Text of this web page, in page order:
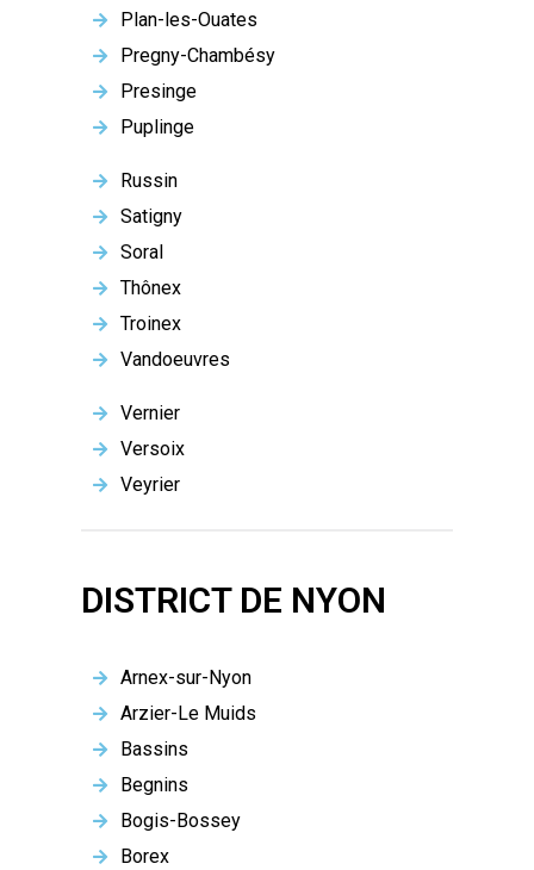
Plan-les-Ouates
Pregny-Chambésy
Presinge
Puplinge
Russin
Satigny
Soral
Thônex
Troinex
Vandoeuvres
Vernier
Versoix
Veyrier
DISTRICT DE NYON
Arnex-sur-Nyon
Arzier-Le Muids
Bassins
Begnins
Bogis-Bossey
Borex